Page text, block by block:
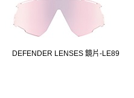
DEFENDER LENSES 鏡片-LE89